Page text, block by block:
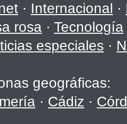
· Internacional ·
rosa · Tecnología
especiales ·
geográficas:
· Cádiz ·